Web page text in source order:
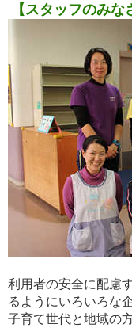
【スタッフのみな
利用者の安全に配慮
るようにいろいろな
子育て世代と地域の